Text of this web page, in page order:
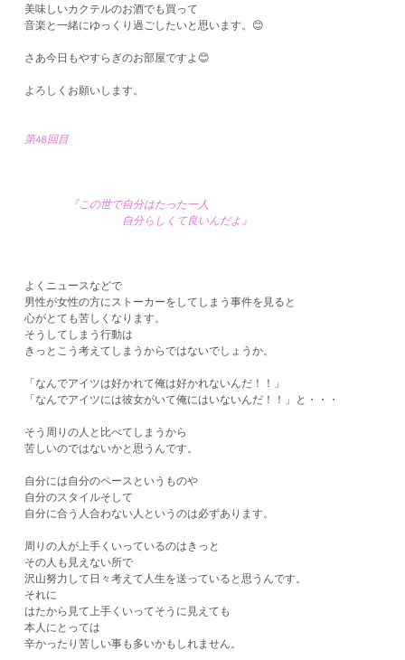
美味しいカクテルのお酒でも買って
音楽と一緒にゆっくり過ごしたいと思います。😊
さあ今日もやすらぎのお部屋ですよ😊
よろしくお願いします。
第48回目
『この世で自分はたった一人
自分らしくて良いんだよ』
よくニュースなどで
男性が女性の方にストーカーをしてしまう事件を見ると
心がとても苦しくなります。
そうしてしまう行動は
きっとこう考えてしまうからではないでしょうか。
「なんでアイツは好かれて俺は好かれないんだ！！」
「なんでアイツには彼女がいて俺にはいないんだ！！」と・・・
そう周りの人と比べてしまうから
苦しいのではないかと思うんです。
自分には自分のペースというものや
自分のスタイルそして
自分に合う人合わない人というのは必ずあります。
周りの人が上手くいっているのはきっと
その人も見えない所で
沢山努力して日々考えて人生を送っていると思うんです。
それに
はたから見て上手くいってそうに見えても
本人にとっては
辛かったり苦しい事も多いかもしれません。